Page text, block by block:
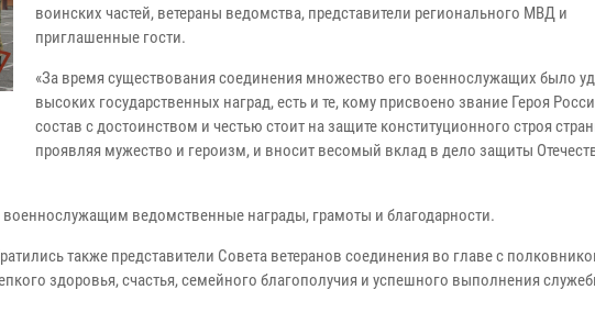
воинских частей, ветераны ведомства, представители регионального МВД и
приглашенные гости.
«За время существования соединения множество его военнослужащих было
высоких государственных наград, есть и те, кому присвоено звание Героя
состав с достоинством и честью стоит на защите конституционного строя
проявляя мужество и героизм, и вносит весомый вклад в дело защиты
ведомственные награды, грамоты и благодарности.
также представители Совета ветеранов соединения во главе с
здоровья, счастья, семейного благополучия и успешного выполнения